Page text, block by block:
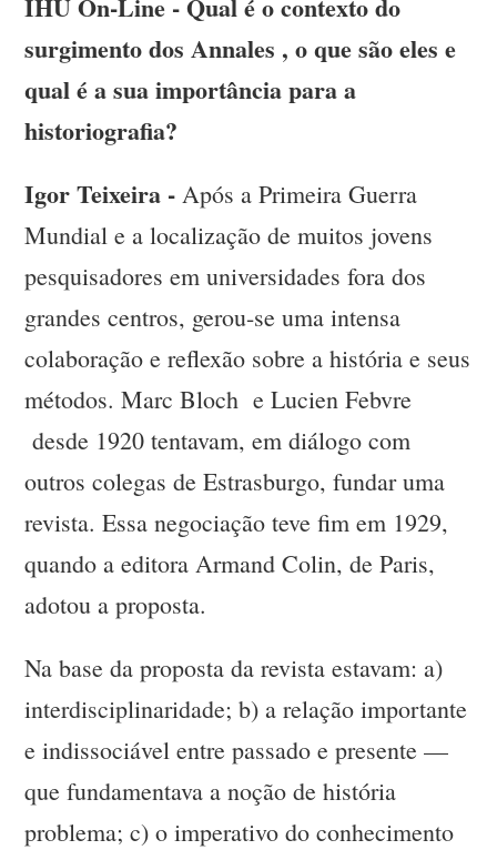
IHU On-Line - Qual é o contexto do
surgimento dos Annales , o que são eles e
qual é a sua importância para a
historiografia?
Igor Teixeira - Após a Primeira Guerra
Mundial e a localização de muitos jovens
pesquisadores em universidades fora dos
grandes centros, gerou-se uma intensa
colaboração e reflexão sobre a história e seus
métodos. Marc Bloch e Lucien Febvre
desde 1920 tentavam, em diálogo com
outros colegas de Estrasburgo, fundar uma
revista. Essa negociação teve fim em 1929,
quando a editora Armand Colin, de Paris,
adotou a proposta.
Na base da proposta da revista estavam: a)
interdisciplinaridade; b) a relação importante
e indissociável entre passado e presente —
que fundamentava a noção de história
problema; c) o imperativo do conhecimento